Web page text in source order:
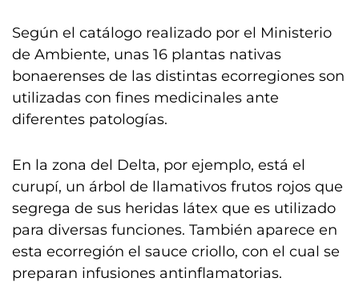
Según el catálogo realizado por el Ministerio
de Ambiente, unas 16 plantas nativas
bonaerenses de las distintas ecorregiones son
utilizadas con fines medicinales ante
diferentes patologías.
En la zona del Delta, por ejemplo, está el
curupí, un árbol de llamativos frutos rojos que
segrega de sus heridas látex que es utilizado
para diversas funciones. También aparece en
esta ecorregión el sauce criollo, con el cual se
preparan infusiones antinflamatorias.